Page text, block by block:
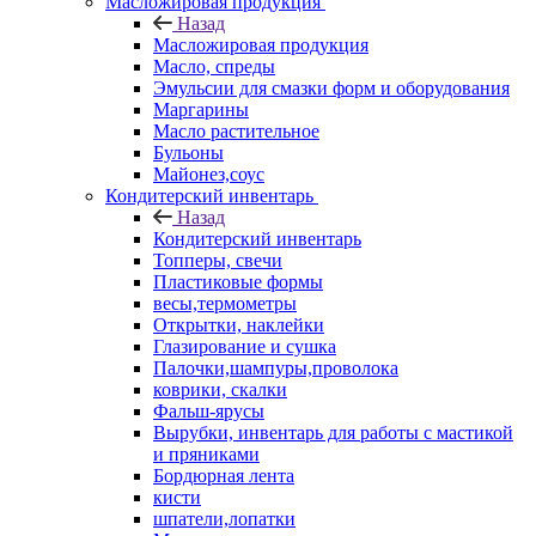
Назад
Масложировая продукция
Масло, спреды
Эмульсии для смазки форм и оборудования
Маргарины
Масло растительное
Бульоны
Майонез,соус
Кондитерский инвентарь
Назад
Кондитерский инвентарь
Топперы, свечи
Пластиковые формы
весы,термометры
Открытки, наклейки
Глазирование и сушка
Палочки,шампуры,проволока
коврики, скалки
Фальш-ярусы
Вырубки, инвентарь для работы с мастикой
и пряниками
Бордюрная лента
кисти
шпатели,лопатки